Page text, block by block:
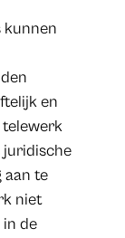
en
telewerk
juridische
aan te
niet
de